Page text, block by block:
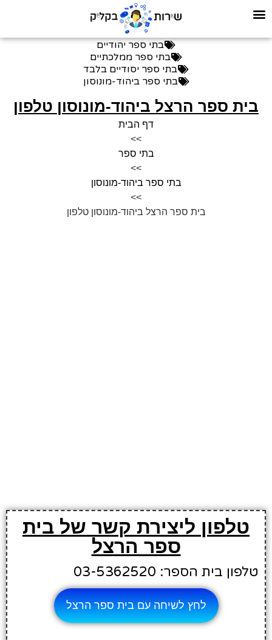
בתי ספר יהודיים
בתי ספר ממלכתיים
בתי ספר יסודיים בלבד
בתי ספר ביהוד-מונוסון
בית ספר הרצל ביהוד-מונוסון טלפון
דף הבית
>>
בתי ספר
>>
בתי ספר ביהוד-מונוסון
>>
בית ספר הרצל ביהוד-מונוסון טלפון
טלפון ליצירת קשר של בית
ספר הרצל
טלפון בית הספר: 03-5362520
לחץ לשיחה עם בית ספר הרצל